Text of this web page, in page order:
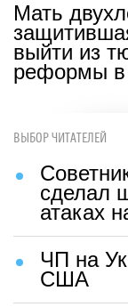
Мать
выйти из
реформы в
ВЫБОР ЧИТАТЕЛЕЙ
сделал
атаках
ЧП на
США